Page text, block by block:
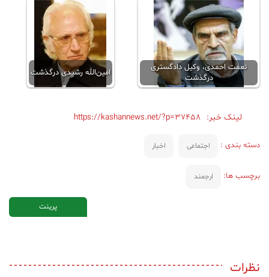
هنری
نعمت احمدی، وکیل دادگستری
درگذشت
امین‌الله رشیدی درگذشت
لینک خبر: https://kashannews.net/?p=37458
دسته بندی : اجتماعی اخبار
برچسب ها: ارجمند
پرینت
نظرات